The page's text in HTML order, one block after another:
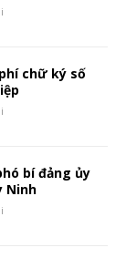
chữ ký số
bí đảng ủy
Ninh